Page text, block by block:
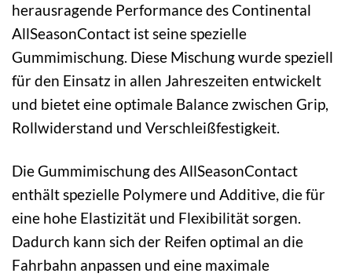
herausragende Performance des Continental
AllSeasonContact ist seine spezielle
Gummimischung. Diese Mischung wurde speziell
für den Einsatz in allen Jahreszeiten entwickelt
und bietet eine optimale Balance zwischen Grip,
Rollwiderstand und Verschleißfestigkeit.
Die Gummimischung des AllSeasonContact
enthält spezielle Polymere und Additive, die für
eine hohe Elastizität und Flexibilität sorgen.
Dadurch kann sich der Reifen optimal an die
Fahrbahn anpassen und eine maximale